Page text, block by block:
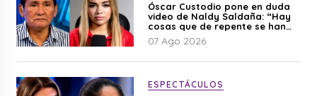
Óscar Custodio pone en duda
video de Naldy Saldaña: “Hay
cosas que de repente se han
editado”
07 Ago 2026
ESPECTÁCULOS